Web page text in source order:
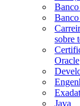
sobre
Oracle
Java